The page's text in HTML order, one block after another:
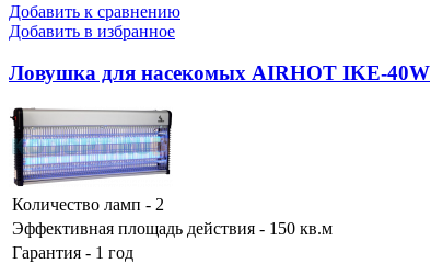
Добавить к сравнению
Добавить в избранное
Ловушка для насекомых AIRHOT IKE-40W
Количество ламп - 2
Эффективная площадь действия - 150 кв.м
Гарантия - 1 год